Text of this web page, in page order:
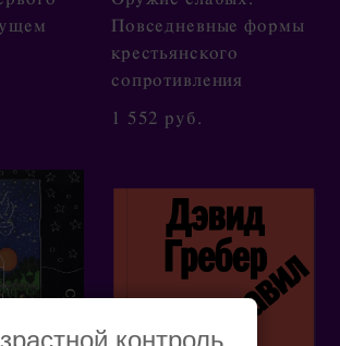
контроль
Повседневные формы
крестьянского
сопротивления
1 552 pуб.